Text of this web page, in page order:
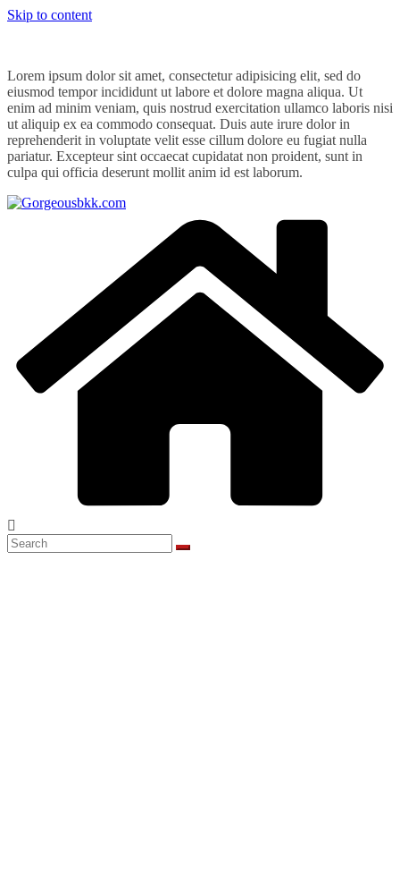
Skip to content
Lorem ipsum dolor sit amet, consectetur adipisicing elit, sed do
eiusmod tempor incididunt ut labore et dolore magna aliqua. Ut
enim ad minim veniam, quis nostrud exercitation ullamco laboris nisi
ut aliquip ex ea commodo consequat. Duis aute irure dolor in
reprehenderit in voluptate velit esse cillum dolore eu fugiat nulla
pariatur. Excepteur sint occaecat cupidatat non proident, sunt in
culpa qui officia deserunt mollit anim id est laborum.